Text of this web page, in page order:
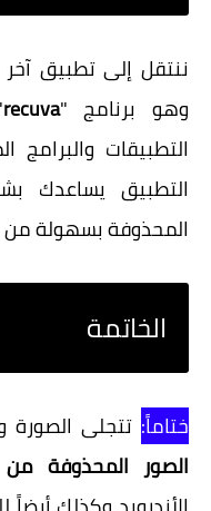
ننتقل إلى تطبيق آخر
وهو برنامج "recuva
التطبيقات
التطبيق يساعدك
المحذوفة بسهولة من
الخاتمة
ختاماً: تتجلى الصورة
الصور المحذوفة